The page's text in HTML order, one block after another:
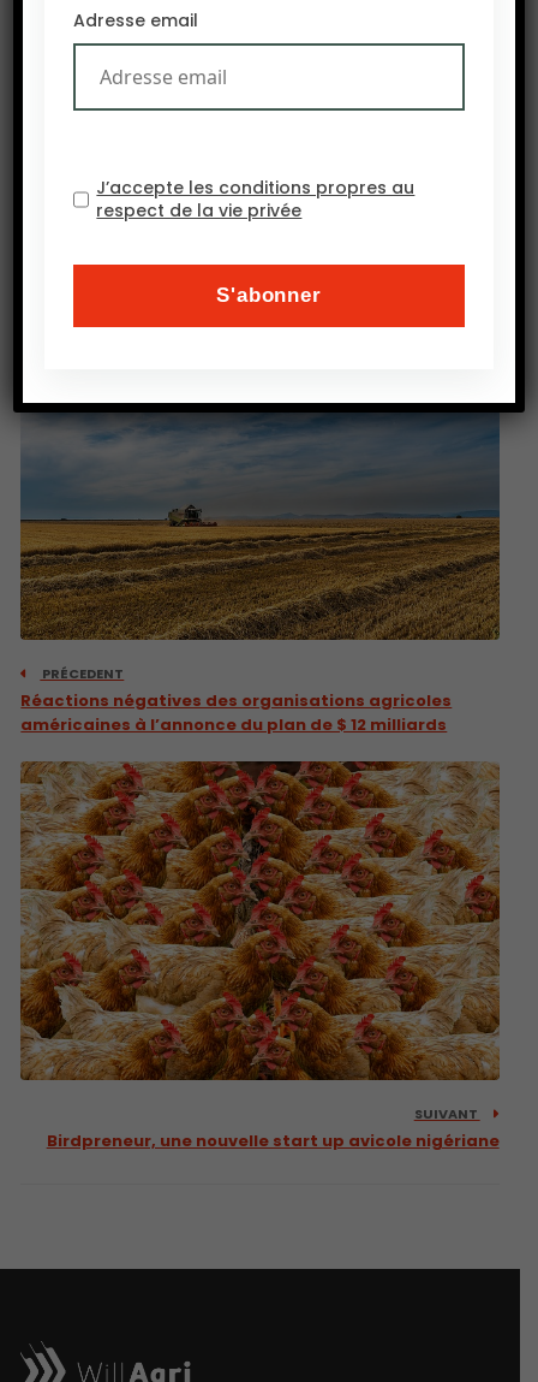
viande de porc américaine, ce qui la renchérit. Or
ces deux pays, qui sont les plus grands
importateurs de viandes américaine, imposent
des droits de douane prohibitifs en riposte à la
l’aluminium.
MB Socopag
PRÉCEDENT
Réactions négatives des organisations agricoles
américaines à l’annonce du plan de $ 12 milliards
SUIVANT
Birdpreneur, une nouvelle start up avicole nigériane
Adresse email
J’accepte les conditions propres au
respect de la vie privée